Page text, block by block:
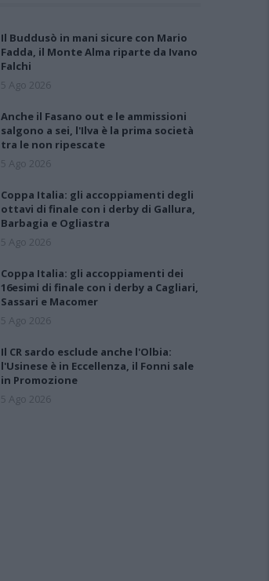
Il Buddusò in mani sicure con Mario
Fadda, il Monte Alma riparte da Ivano
Falchi
5 Ago 2026
Anche il Fasano out e le ammissioni
salgono a sei, l'Ilva è la prima società
tra le non ripescate
5 Ago 2026
Coppa Italia: gli accoppiamenti degli
ottavi di finale con i derby di Gallura,
Barbagia e Ogliastra
5 Ago 2026
Coppa Italia: gli accoppiamenti dei
16esimi di finale con i derby a Cagliari,
Sassari e Macomer
5 Ago 2026
Il CR sardo esclude anche l'Olbia:
l'Usinese è in Eccellenza, il Fonni sale
in Promozione
5 Ago 2026